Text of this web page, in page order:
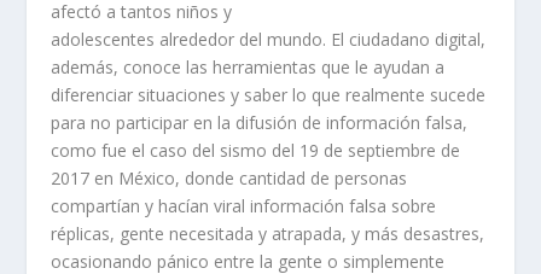
afectó a tantos niños y
adolescentes alrededor del mundo. El ciudadano digital,
además, conoce las herramientas que le ayudan a
diferenciar situaciones y saber lo que realmente sucede
para no participar en la difusión de información falsa,
como fue el caso del sismo del 19 de septiembre de
2017 en México, donde cantidad de personas
compartían y hacían viral información falsa sobre
réplicas, gente necesitada y atrapada, y más desastres,
ocasionando pánico entre la gente o simplemente